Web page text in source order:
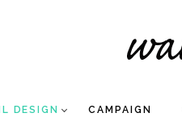
DESIGN CAMPAIGN